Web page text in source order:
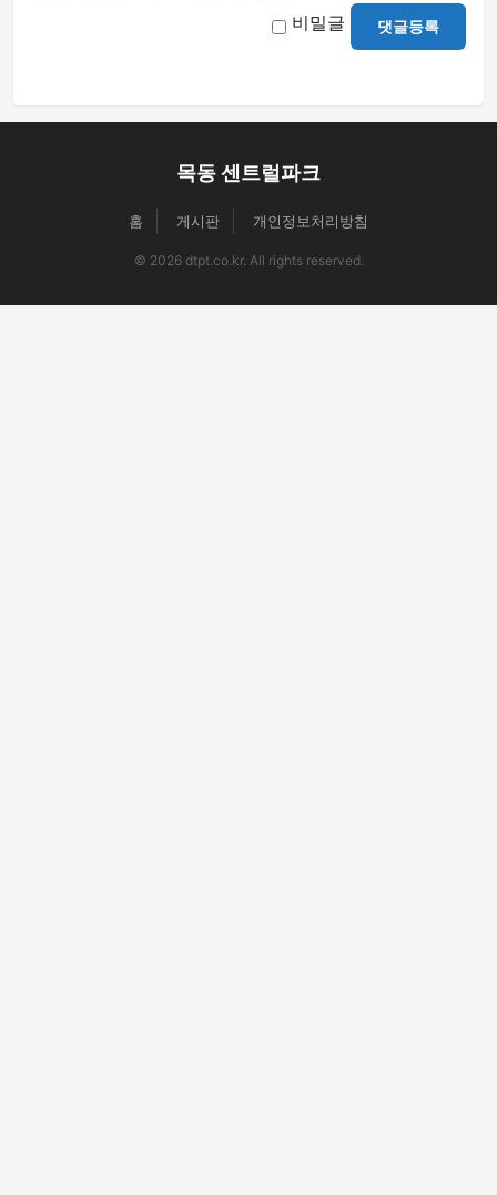
비밀글 댓글등록
목동 센트럴파크
홈 게시판 개인정보처리방침
© 2026 dtpt.co.kr. All rights reserved.